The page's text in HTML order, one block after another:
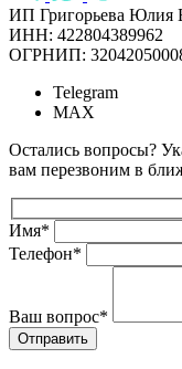
ИП Григорьева Юлия
ИНН: 422804389962
ОГРНИП:
Telegram
MAX
Остались вопросы?
вам перезвоним в
Имя*
Телефон*
Ваш вопрос*